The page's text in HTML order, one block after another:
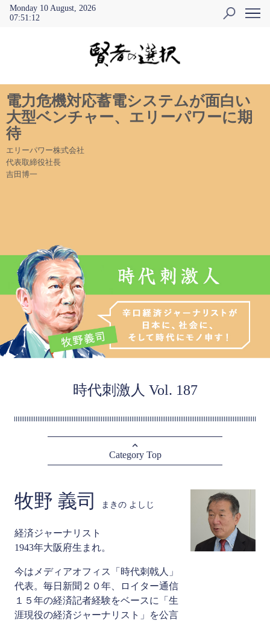
Monday 10 August, 2026
07:51:12
電力危機対応蓄電システムが面白い
大型ベンチャー、エリーパワーに期
待
エリーパワー株式会社
代表取締役社長
吉田博一
時代刺激人 Vol. 187
Category Top
牧野 義司 まきの よしじ
経済ジャーナリスト
1943年大阪府生まれ。
今はメディアオフィス「時代刺戟人」
代表。毎日新聞２０年、ロイター通信
１５年の経済記者経験をベースに「生
涯現役の経済ジャーナリスト」を公言